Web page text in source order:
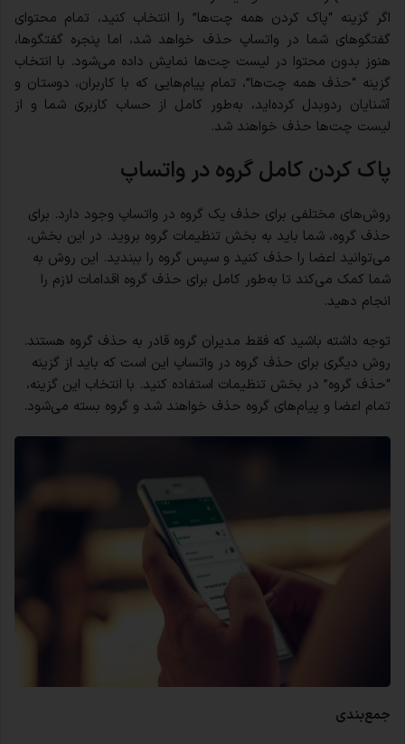
اگر گزینه “پاک کردن همه چت‌ها” را انتخاب کنید، تمام محتوای
گفتگوهای شما در واتساپ حذف خواهد شد، اما پنجره گفتگوها،
هنوز بدون محتوا در لیست چت‌ها نمایش داده می‌شود. با انتخاب
گزینه “حذف همه چت‌ها”، تمام پیام‌هایی که با کاربران، دوستان و
آشنایان ردوبدل کرده‌اید، به‌طور کامل از حساب کاربری شما و از
لیست چت‌ها حذف خواهند شد.
پاک کردن کامل گروه در واتساپ
روش‌های مختلفی برای حذف یک گروه در واتساپ وجود دارد. برای
حذف گروه، شما باید به بخش تنظیمات گروه بروید. در این بخش،
می‌توانید اعضا را حذف کنید و سپس گروه را ببندید. این روش‌ به
شما کمک می‌کند تا به‌طور کامل برای حذف گروه اقدامات لازم را
انجام دهید.
توجه داشته باشید که فقط مدیران گروه قادر به حذف گروه هستند.
روش دیگری برای حذف گروه در واتساپ این است که باید از گزینه
“حذف گروه” در بخش تنظیمات استفاده کنید. با انتخاب این گزینه،
تمام اعضا و پیام‌های گروه حذف خواهند شد و گروه بسته می‌شود.
جمع‌بندی